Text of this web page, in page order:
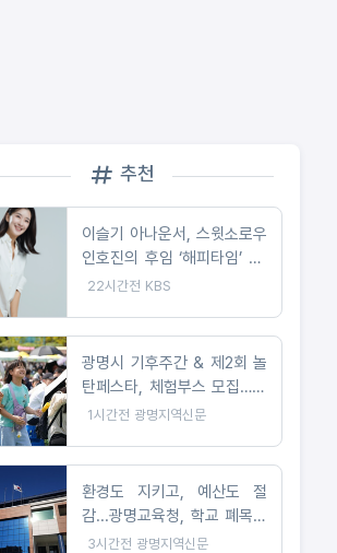
추천
이슬기 아나운서, 스윗소로우
인호진의 후임 ‘해피타임’ DJ
로 발탁
22시간전 KBS
광명시 기후주간 & 제2회 놀
탄페스타, 체험부스 모집…10
월 24일 개최
1시간전 광명지역신문
환경도 지키고, 예산도 절
감...광명교육청, 학교 폐목재
무상위탁처리 지원
3시간전 광명지역신문